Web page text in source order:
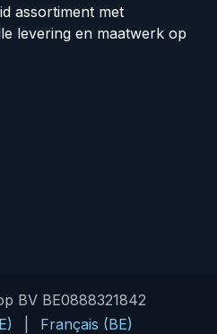
assortiment met
levering en maatwerk op
BV BE0888321842
Français (BE)